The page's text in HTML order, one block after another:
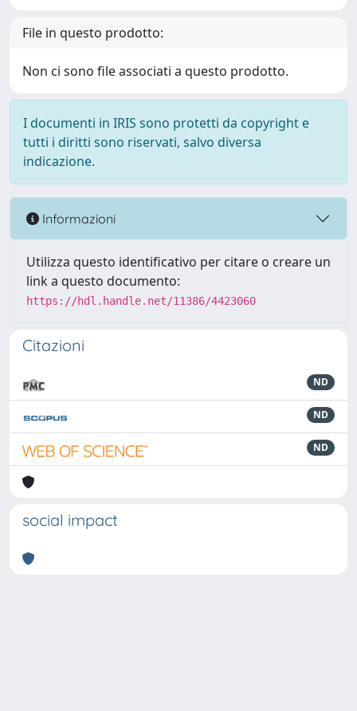
File in questo prodotto:
Non ci sono file associati a questo prodotto.
I documenti in IRIS sono protetti da copyright e
tutti i diritti sono riservati, salvo diversa
indicazione.
Informazioni
Utilizza questo identificativo per citare o creare un
link a questo documento:
https://hdl.handle.net/11386/4423060
Citazioni
ND
ND
ND
social impact